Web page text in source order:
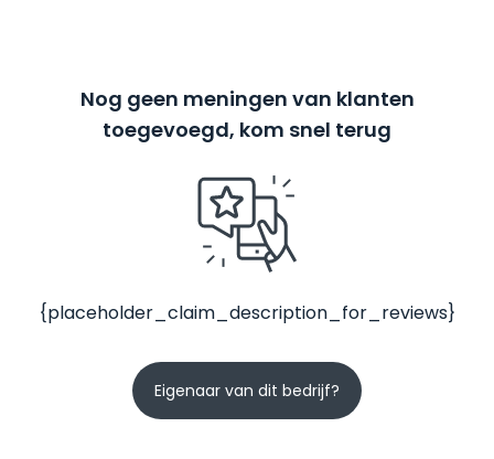
Nog geen meningen van klanten
toegevoegd, kom snel terug
{placeholder_claim_description_for_reviews}
Eigenaar van dit bedrijf?